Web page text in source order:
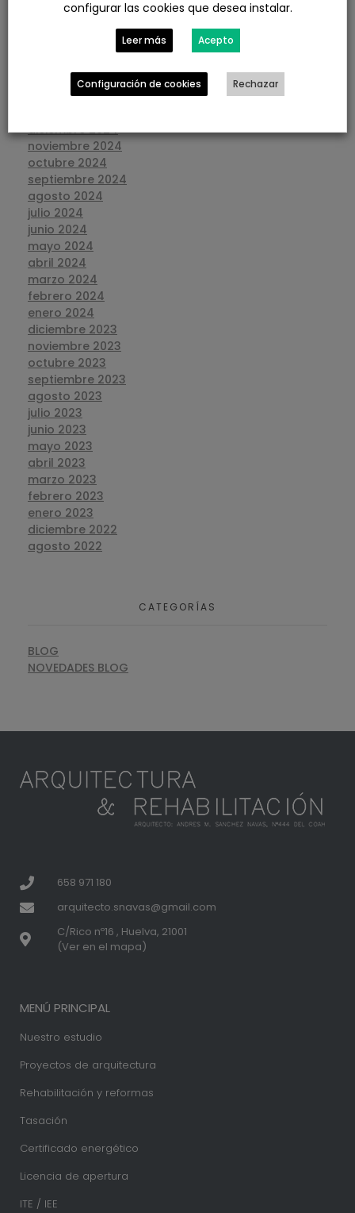
julio 2025
marzo 2025
febrero 2025
diciembre 2024
noviembre 2024
octubre 2024
septiembre 2024
agosto 2024
julio 2024
junio 2024
mayo 2024
abril 2024
marzo 2024
febrero 2024
enero 2024
diciembre 2023
noviembre 2023
octubre 2023
septiembre 2023
agosto 2023
julio 2023
junio 2023
mayo 2023
abril 2023
marzo 2023
febrero 2023
enero 2023
diciembre 2022
agosto 2022
CATEGORÍAS
BLOG
NOVEDADES BLOG
658 971 180
arquitecto.snavas@gmail.com
C/Rico nº16 , Huelva, 21001
(Ver en el mapa)
MENÚ PRINCIPAL
Nuestro estudio
Proyectos de arquitectura
Rehabilitación y reformas
Tasación
Certificado energético
Licencia de apertura
ITE / IEE
configurar las cookies que desea instalar.
Leer más Acepto
Configuración de cookies Rechazar